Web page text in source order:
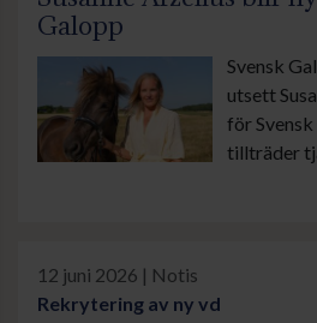
Galopp
Svensk
utsett
för
tillträder
och
12 juni 2026 | Notis
Rekrytering av ny vd